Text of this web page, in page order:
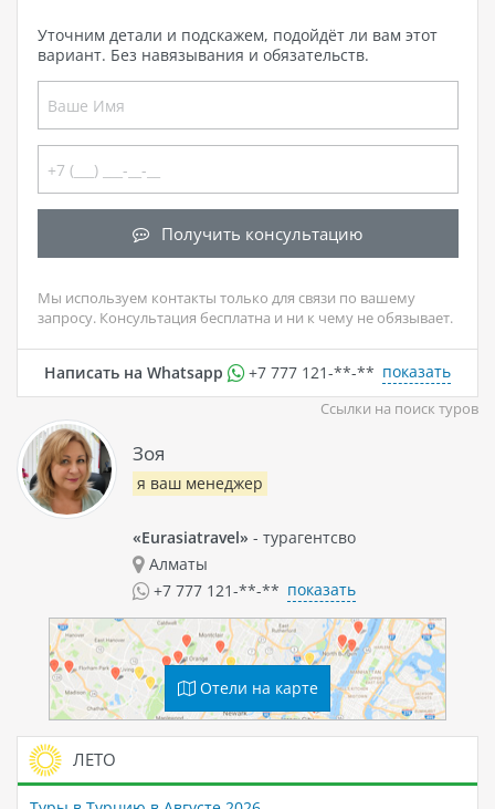
Уточним детали и подскажем, подойдёт ли вам этот
вариант. Без навязывания и обязательств.
Получить консультацию
Мы используем контакты только для связи по вашему
запросу. Консультация бесплатна и ни к чему не обязывает.
Написать на Whatsapp +7 777 121-**-** показать
Ссылки на поиск туров
Зоя
я ваш менеджер
«Eurasiatravel» - турагентсво
Алматы
+7 777 121-**-** показать
Отели на карте
ЛЕТО